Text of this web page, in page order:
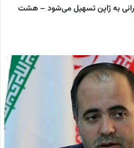
به ژاپن تسهیل می‌شود – هشت